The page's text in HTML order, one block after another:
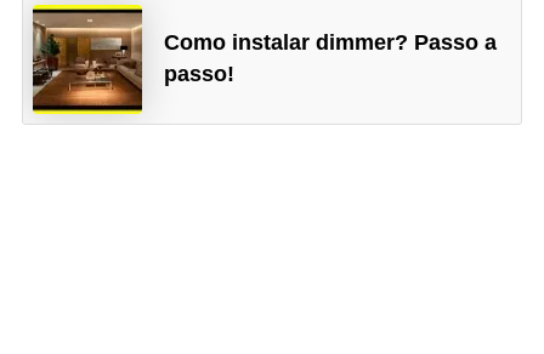
Como instalar dimmer? Passo a
passo!
n
ç
a
e